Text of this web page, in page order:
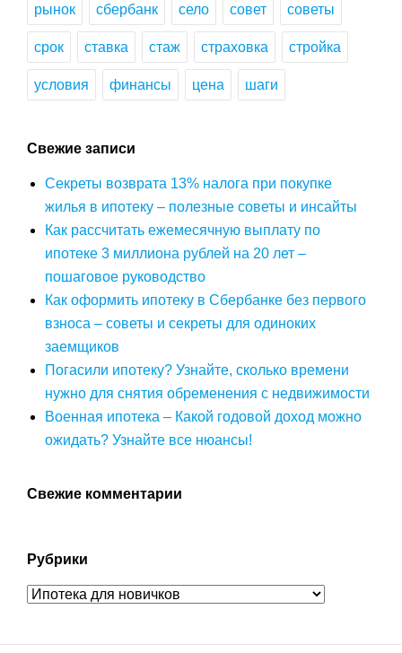
рынок сбербанк село совет советы
срок ставка стаж страховка стройка
условия финансы цена шаги
Свежие записи
Секреты возврата 13% налога при покупке
жилья в ипотеку – полезные советы и инсайты
Как рассчитать ежемесячную выплату по
ипотеке 3 миллиона рублей на 20 лет –
пошаговое руководство
Как оформить ипотеку в Сбербанке без первого
взноса – советы и секреты для одиноких
заемщиков
Погасили ипотеку? Узнайте, сколько времени
нужно для снятия обременения с недвижимости
Военная ипотека – Какой годовой доход можно
ожидать? Узнайте все нюансы!
Свежие комментарии
Рубрики
Рубрики